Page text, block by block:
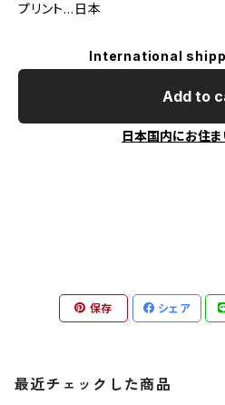
プリント…日本
International
Add to
日本国内にお住
保存 シェア
最近チェックした商品